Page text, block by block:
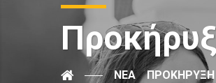
ΝΈΑ ΠΡΟΚΉΡΥΞΗ